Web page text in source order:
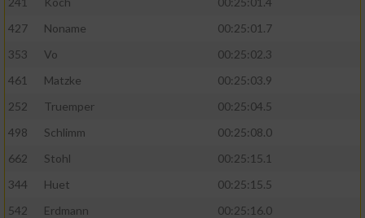
427
Noname
00:25:01.7
353
Vo
00:25:02.3
461
Matzke
00:25:03.9
252
Truemper
00:25:04.5
498
Schlimm
00:25:08.0
662
Stohl
00:25:15.1
344
Huet
00:25:15.5
542
Erdmann
00:25:16.0